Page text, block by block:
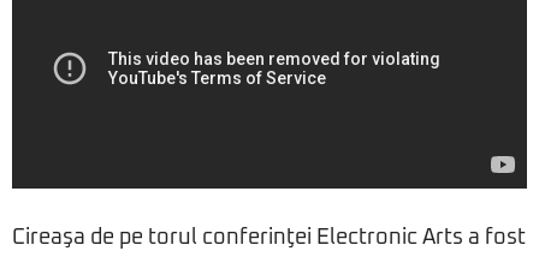
Cireaşa de pe torul conferinţei Electronic Arts a fost